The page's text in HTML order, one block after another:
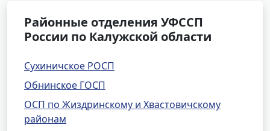
Районные отделения УФССП
России по Калужской области
Сухиничское РОСП
Обнинское ГОСП
ОСП по Жиздринскому и Хвастовичскому
районам